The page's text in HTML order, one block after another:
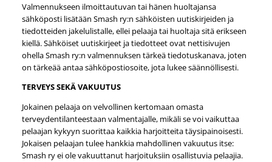
Valmennukseen ilmoittautuvan tai hänen huoltajansa
sähköposti lisätään Smash ry:n sähköisten uutiskirjeiden ja
tiedotteiden jakelulistalle, ellei pelaaja tai huoltaja sitä erikseen
kiellä. Sähköiset uutiskirjeet ja tiedotteet ovat nettisivujen
ohella Smash ry:n valmennuksen tärkeä tiedotuskanava, joten
on tärkeää antaa sähköpostiosoite, jota lukee säännöllisesti.
TERVEYS SEKÄ VAKUUTUS
Jokainen pelaaja on velvollinen kertomaan omasta
terveydentilanteestaan valmentajalle, mikäli se voi vaikuttaa
pelaajan kykyyn suorittaa kaikkia harjoitteita täysipainoisesti.
Jokaisen pelaajan tulee hankkia mahdollinen vakuutus itse:
Smash ry ei ole vakuuttanut harjoituksiin osallistuvia pelaajia.